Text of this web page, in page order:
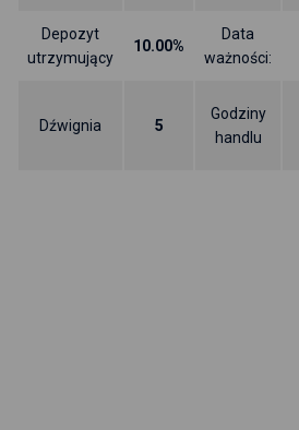
Depozyt
utrzymujący
10.00%
Data
ważności:
Dźwignia 5
Godziny
handlu